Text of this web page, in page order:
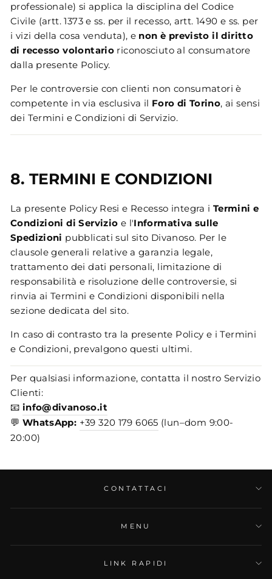
professionale) si applica la disciplina del Codice
Civile (artt. 1373 e ss. per il recesso, artt. 1490 e ss. per
i vizi della cosa venduta), e non è previsto il diritto
di recesso volontario riconosciuto al consumatore
dalla presente Policy.
Per le controversie con clienti non consumatori è
competente in via esclusiva il Foro di Torino, ai sensi
dei Termini e Condizioni di Servizio.
8. TERMINI E CONDIZIONI
La presente Policy Resi e Recesso integra i Termini e
Condizioni di Servizio e l'Informativa sulle
Spedizioni pubblicati sul sito Divanoso. Per le
clausole generali relative a garanzia legale,
trattamento dei dati personali, limitazione di
responsabilità e risoluzione delle controversie, si
rinvia ai Termini e Condizioni disponibili nella
sezione dedicata del sito.
In caso di contrasto tra la presente Policy e i Termini
e Condizioni, prevalgono questi ultimi.
Per qualsiasi informazione, contatta il nostro Servizio
Clienti:
📧 info@divanoso.it
💬 WhatsApp: +39 320 179 6065 (lun–dom 9:00-
20:00)
CONTATTACI
MENU
LINK RAPIDI